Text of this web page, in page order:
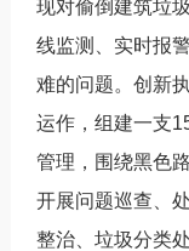
现对偷倒建筑垃
线监测、实时报
难的问题。创新
运作，组建一支
管理，围绕黑色
开展问题巡查、
整治、垃圾分类